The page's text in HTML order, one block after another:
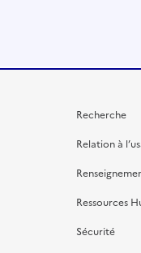
Recherche
Relation à
Ressources
Sécurité